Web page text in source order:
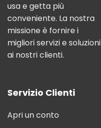
usa e getta più
conveniente. La nostra
missione è fornire i
migliori servizi e soluzioni
ai nostri clienti.
Servizio Clienti
Apri un conto